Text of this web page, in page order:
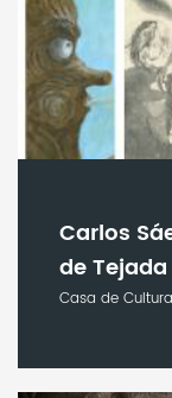
Carlos
de Tejada
Casa de